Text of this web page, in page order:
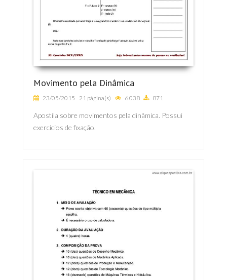
Movimento pela Dinâmica
23/05/2015 21 página(s) 6.038 871
Apostila sobre movimentos pela dinâmica. Possui
exercícios de fixação.